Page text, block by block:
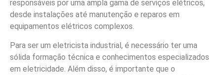
responsáveis por uma ampla gama de serviços elétricos,
desde instalações até manutenção e reparos em
equipamentos elétricos complexos.
Para ser um eletricista industrial, é necessário ter uma
sólida formação técnica e conhecimentos especializados
em eletricidade. Além disso, é importante que o